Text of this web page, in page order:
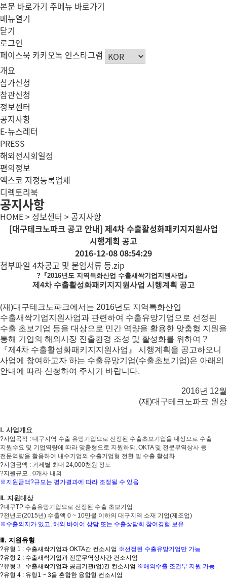
본문 바로가기 주메뉴 바로가기
메뉴열기
닫기
로그인
페이스북 카카오톡 인스타그램
개요
참가신청
참관신청
정보센터
공지사항
E-뉴스레터
PRESS
해외전시회일정
편의정보
엑스코 지정등록업체
디렉토리북
공지사항
HOME > 정보센터 > 공지사항
[대구테크노파크 공고 안내] 제4차 수출활성화패키지지원사업
시행계획 공고
2016-12-08 08:54:29
첨부파일 4차공고 및 붙임서류 등.zip
?『2016년도 지역특화산업 수출새싹기업지원사업』
제4차 수출활성화패키지지원사업 시행계획 공고
(재)대구테크노파크에서는 2016년도 지역특화산업
수출새싹기업지원사업과 관련하여 수출유망기업으로 선정된
수출 초보기업 등을 대상으로 민간 역량을 활용한 맞춤형 지원을
통해 기업의 해외시장 진출환경 조성 및 활성화를 위하여 ?
『제4차 수출활성화패키지지원사업』 시행계획을 공고하오니
사업에 참여하고자 하는 수출유망기업(수출초보기업)은 아래의
안내에 따라 신청하여 주시기 바랍니다.
2016년 12월
(재)대구테크노파크 원장
Ⅰ. 사업개요
?사업목적 : 대구지역 수출 유망기업으로 선정된 수출초보기업을 대상으로 수출
지원수요 및 기업역량에 따라 맞춤형으로 지원하되 , OKTA 및 전문무역상사 등
전문역량을 활용하여 내수기업의 수출기업형 전환 및 수출 활성화
?지원금액 : 과제별 최대 24,000천원 정도
?지원규모 : 0개사 내외
※지원금액?규모는 평가결과에 따라 조정될 수 있음
Ⅱ. 지원대상
?대구TP 수출유망기업으로 선정된 수출 초보기업
?전년도(2015년) 수출액 0 ~ 10만불 이하의 대구지역 소재 기업(제조업)
※수출의지가 있고, 해외 바이어 상담 또는 수출상담회 참여경험 보유
Ⅲ. 지원유형
?유형 1 : 수출새싹기업과 OKTA간 컨소시엄 ※선정된 수출유망기업만 가능
?유형 2 : 수출새싹기업과 전문무역상사간 컨소시엄
?유형 3 : 수출새싹기업과 공급기관(업)간 컨소시엄 ※해외수출 조건부 지원 가능
?유형 4 : 유형1 ~ 3을 혼합한 융합형 컨소시엄